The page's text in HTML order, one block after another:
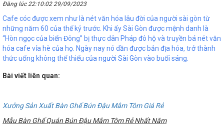
Đăng lúc 22:10:02 29/09/2023
Cafe cóc được xem như là nét văn hóa lâu đời của người sài gòn từ
những năm 60 của thế kỷ trước. Khi ấy Sài Gòn được mệnh danh là
“Hòn ngọc của biển Đông” bị thực dân Pháp đô hộ và truyền bá nét văn
hóa cafe vỉa hè của họ. Ngày nay nó dần được bản địa hóa, trở thành
thức uống không thể thiếu của người Sài Gòn vào buổi sáng.
Bài viết liên quan:
Xưởng Sản Xuất Bàn Ghế Bún Đậu Mắm Tôm Giá Rẻ
Mẫu Bàn Ghế Quán Bún Đậu Mắm Tôm Rẻ Nhất Năm